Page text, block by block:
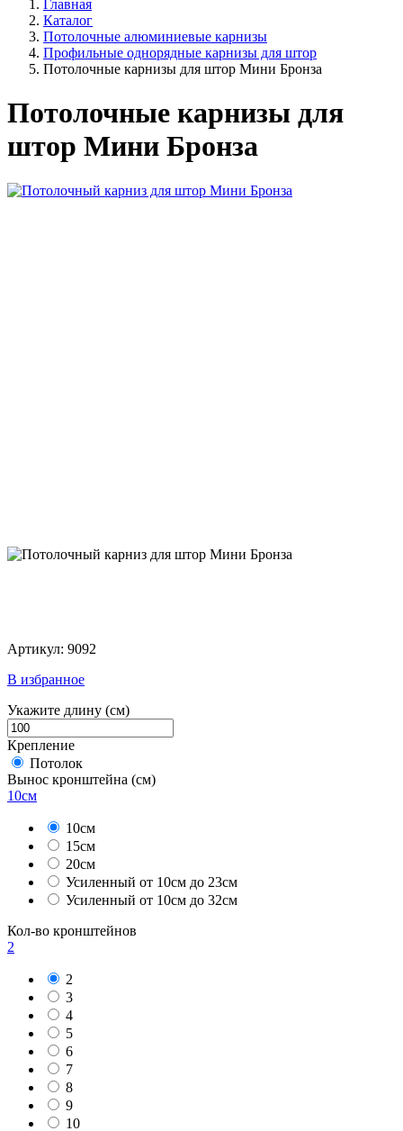
Главная
Каталог
Потолочные алюминиевые карнизы
Профильные однорядные карнизы для штор
Потолочные карнизы для штор Мини Бронза
Потолочные карнизы для
штор Мини Бронза
Артикул: 9092
В избранное
Укажите длину (см)
Крепление
Потолок
Вынос кронштейна (см)
10см
10см
15см
20см
Усиленный от 10см до 23см
Усиленный от 10см до 32см
Кол-во кронштейнов
2
2
3
4
5
6
7
8
9
10